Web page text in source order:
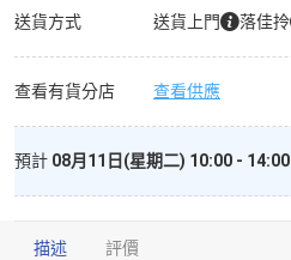
奶
數
量
送貨方式 送貨上門 落佳拎
查看有貨分店 查看供應
預計 08月11日(星期二) 10:00 - 14:00
描述 評價